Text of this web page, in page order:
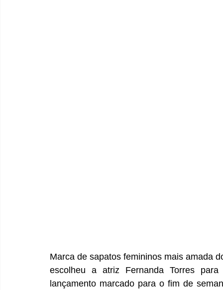
Marca de sapatos femininos mais amada
escolheu a atriz Fernanda Torres
lançamento marcado para o fim de